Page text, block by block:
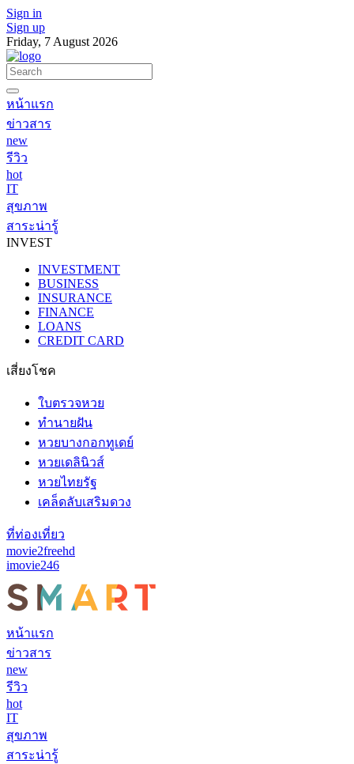
Sign in
Sign up
Friday, 7 August 2026
หน้าแรก
ข่าวสาร
new
รีวิว
hot
IT
สุขภาพ
สาระน่ารู้
INVEST
INVESTMENT
BUSINESS
INSURANCE
FINANCE
LOANS
CREDIT CARD
เสี่ยงโชค
ใบตรวจหวย
ทำนายฝัน
หวยบางกอกทูเดย์
หวยเดลินิวส์
หวยไทยรัฐ
เคล็ดลับเสริมดวง
ที่ท่องเที่ยว
movie2freehd
imovie246
หน้าแรก
ข่าวสาร
new
รีวิว
hot
IT
สุขภาพ
สาระน่ารู้